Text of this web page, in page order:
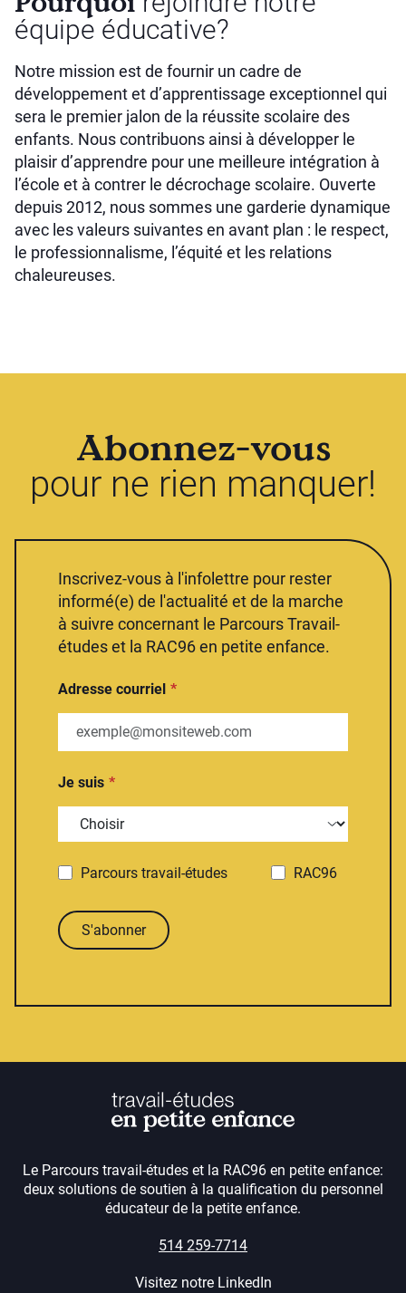
équipe éducative?
Notre mission est de fournir un cadre de
développement et d’apprentissage exceptionnel qui
sera le premier jalon de la réussite scolaire des
enfants. Nous contribuons ainsi à développer le
plaisir d’apprendre pour une meilleure intégration à
l’école et à contrer le décrochage scolaire. Ouverte
depuis 2012, nous sommes une garderie dynamique
avec les valeurs suivantes en avant plan : le respect,
le professionnalisme, l’équité et les relations
chaleureuses.
Abonnez-vous
pour ne rien manquer!
Inscrivez-vous à l'infolettre pour rester
informé(e) de l'actualité et de la marche
à suivre concernant le Parcours Travail-
études et la RAC96 en petite enfance.
Adresse courriel
Je suis
Parcours travail-études RAC96
S'abonner
Le Parcours travail-études et la RAC96 en petite enfance:
deux solutions de soutien à la qualification du personnel
éducateur de la petite enfance.
514 259-7714
Visitez notre LinkedIn